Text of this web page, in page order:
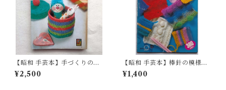
【昭和 手芸本】手づくりの贈
り物 カラーブックス（昭和5
1年）
¥2,500
【昭和 手芸本】棒針の模様
ヴォーグ基礎シリーズ（昭和5
8年）
¥1,400